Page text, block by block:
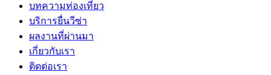
บทความท่องเที่ยว
บริการยื่นวีซ่า
ผลงานที่ผ่านมา
เกี่ยวกับเรา
ติดต่อเรา